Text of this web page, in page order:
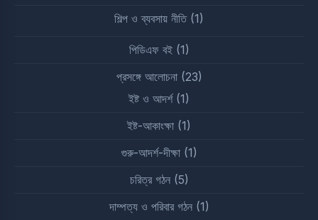
শিল্প ও ব্যবসায় নীতি(1)
পিডিএফ বই(1)
প্রসঙ্গে আলোচনা(23)
ইষ্ট ও আদর্শ(1)
ইষ্ট-আকাংক্ষা (1)
গুরু-আদর্শ-দীক্ষা(1)
চরিত্র গঠন(5)
দাম্পত্য ও পরিবার গঠন(1)